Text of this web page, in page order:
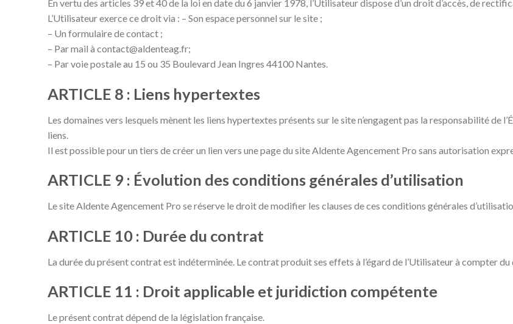
En vertu des articles 39 et 40 de la loi en date du 6 janvier 1978, l’Utilisateur dispose d’un droit d’accès, de
L’Utilisateur exerce ce droit via : – Son espace personnel sur le site ;
– Un formulaire de contact ;
– Par mail à contact@aldenteag.fr;
– Par voie postale au 15 ou 35 Boulevard Jean Ingres 44100 Nantes.
ARTICLE 8 : Liens hypertextes
Les domaines vers lesquels mènent les liens hypertextes présents sur le site n’engagent pas la responsabilité de
liens.
Il est possible pour un tiers de créer un lien vers une page du site Aldente Agencement Pro sans autorisation
ARTICLE 9 : Évolution des conditions générales d’utilisation
Le site Aldente Agencement Pro se réserve le droit de modifier les clauses de ces conditions générales
ARTICLE 10 : Durée du contrat
La durée du présent contrat est indéterminée. Le contrat produit ses effets à l’égard de l’Utilisateur à compter du
ARTICLE 11 : Droit applicable et juridiction compétente
Le présent contrat dépend de la législation française.